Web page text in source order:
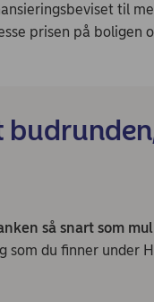
til
prisen på boligen
så snart som
som du finner under